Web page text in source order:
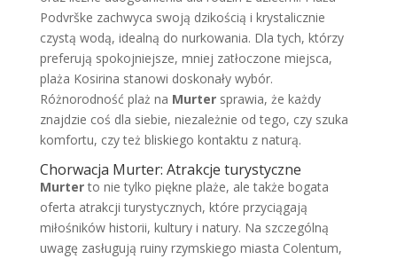
Podvrške zachwyca swoją dzikością i krystalicznie
czystą wodą, idealną do nurkowania. Dla tych, którzy
preferują spokojniejsze, mniej zatłoczone miejsca,
plaża Kosirina stanowi doskonały wybór.
Różnorodność plaż na Murtersprawia, że każdy
znajdzie coś dla siebie, niezależnie od tego, czy szuka
komfortu, czy też bliskiego kontaktu z naturą.
Chorwacja Murter: Atrakcje turystyczne
Murterto nie tylko piękne plaże, ale także bogata
oferta atrakcji turystycznych, które przyciągają
miłośników historii, kultury i natury. Na szczególną
uwagę zasługują ruiny rzymskiego miasta Colentum,